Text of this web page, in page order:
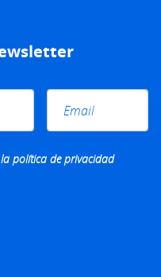
política de privacidad